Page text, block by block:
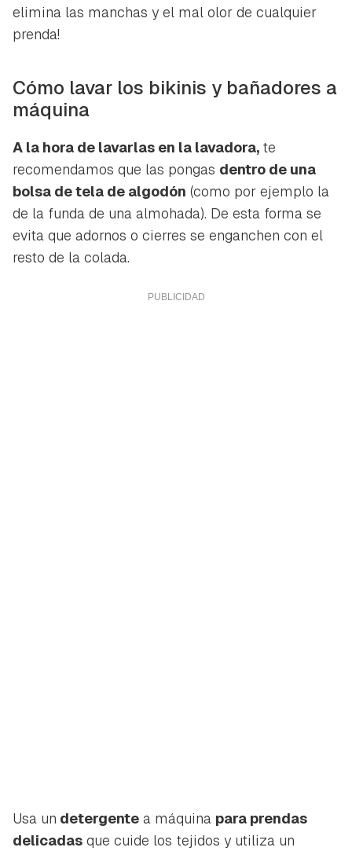
elimina las manchas y el mal olor de cualquier
prenda!
Cómo lavar los bikinis y bañadores a
máquina
A la hora de lavarlas en la lavadora, te
recomendamos que las pongas dentro de una
bolsa de tela de algodón (como por ejemplo la
de la funda de una almohada). De esta forma se
evita que adornos o cierres se enganchen con el
resto de la colada.
Usa un detergente a máquina para prendas
delicadas que cuide los tejidos y utiliza un